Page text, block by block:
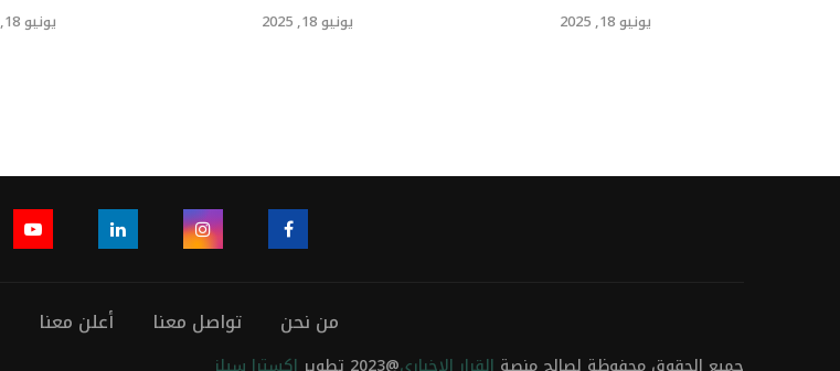
يونيو 18, 2025 يونيو 18, 2025 يونيو 18, 2025
من نحن تواصل معنا أعلن معنا